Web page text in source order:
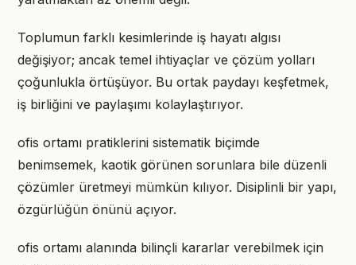
Toplumun farklı kesimlerinde iş hayatı algısı
değişiyor; ancak temel ihtiyaçlar ve çözüm yolları
çoğunlukla örtüşüyor. Bu ortak paydayı keşfetmek,
iş birliğini ve paylaşımı kolaylaştırıyor.
ofis ortamı pratiklerini sistematik biçimde
benimsemek, kaotik görünen sorunlara bile düzenli
çözümler üretmeyi mümkün kılıyor. Disiplinli bir yapı,
özgürlüğün önünü açıyor.
ofis ortamı alanında bilinçli kararlar verebilmek için